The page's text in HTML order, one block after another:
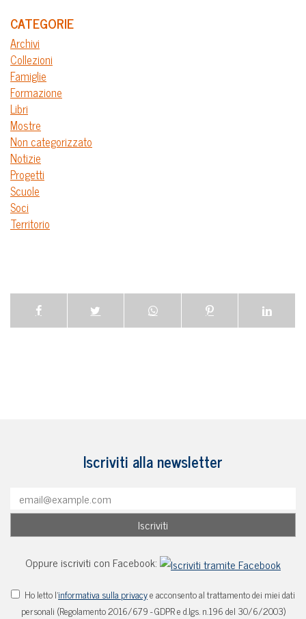
CATEGORIE
Archivi
Collezioni
Famiglie
Formazione
Libri
Mostre
Non categorizzato
Notizie
Progetti
Scuole
Soci
Territorio
Iscriviti alla newsletter
Oppure iscriviti con Facebook:
Ho letto l'informativa sulla privacye acconsento al trattamento dei miei dati
personali (Regolamento 2016/679 - GDPR e d.lgs. n.196 del 30/6/2003)